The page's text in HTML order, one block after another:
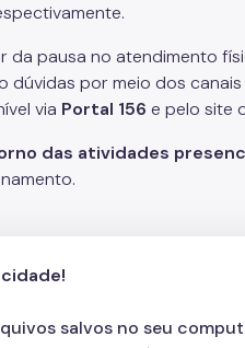
da pausa no atendimento
dúvidas por meio dos
via Portal 156 e pelo site
das atividades
salvos no seu